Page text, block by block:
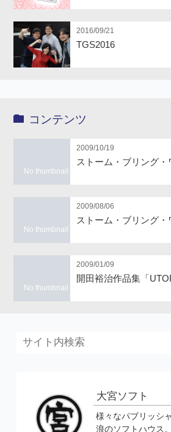
2016/09/21
TGS2016
コンテンツ
No thumbnail
2009/10/19
ストーム・ブリング
No thumbnail
2009/08/06
ストーム・ブリング
No thumbnail
2009/01/09
開田裕治作品集「
大宮ソフト
様々なパブリッシ
浪のソフトハウス。